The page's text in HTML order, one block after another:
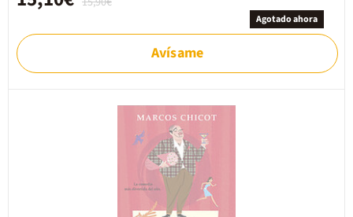
Agotado ahora
Avísame